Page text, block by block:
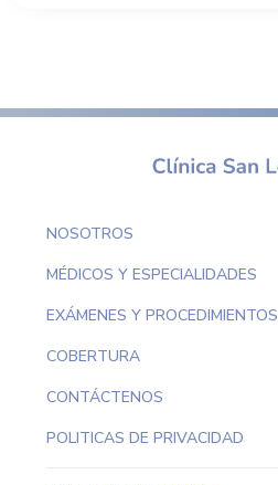
NOSOTROS
MÉDICOS Y ESPECIALIDADES
EXÁMENES Y PROCEDIMIENTOS
COBERTURA
CONTÁCTENOS
POLITICAS DE PRIVACIDAD